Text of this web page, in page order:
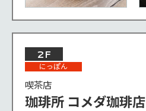
2F
にっぽん
喫茶店
珈琲所 コメダ珈琲店